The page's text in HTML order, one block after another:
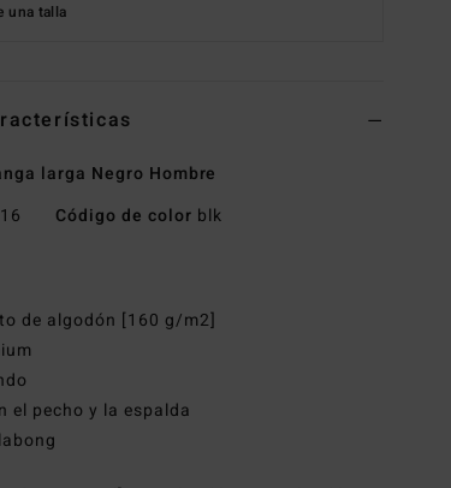
una talla
larga Negro Hombre
Código de color blk
de algodón [160 g/m2]
el pecho y la espalda